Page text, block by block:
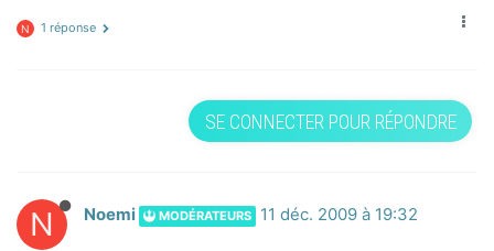
N 1 réponse
SE CONNECTER POUR RÉPONDRE
N Noemi MODÉRATEURS 11 déc. 2009 à 19:32